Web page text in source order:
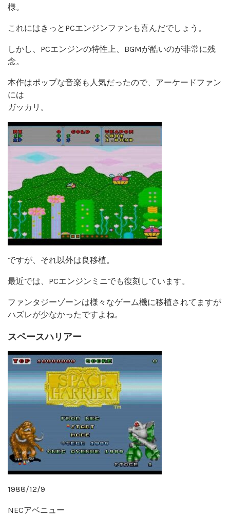
様。
これにはきっとPCエンジンファンも喜んだでしょう。
しかし、PCエンジンの特性上、BGMが酷いのが非常に残
念。
本作はポップな音楽も人気だったので、アーケードファン
には
ガッカリ。
ですが、それ以外は良移植。
最近では、PCエンジンミニでも復刻しています。
ファンタジーゾーンは様々なゲーム機に移植されてますが
ハズレが少なかったですよね。
スペースハリアー
1988/12/9
NECアベニュー